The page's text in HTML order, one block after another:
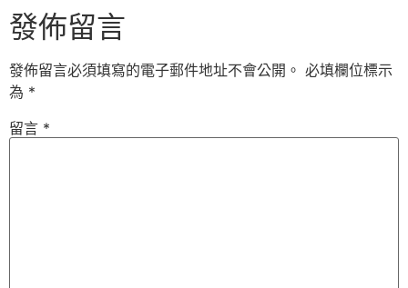
發佈留言
發佈留言必須填寫的電子郵件地址不會公開。 必填欄位標示
為 *
留言 *